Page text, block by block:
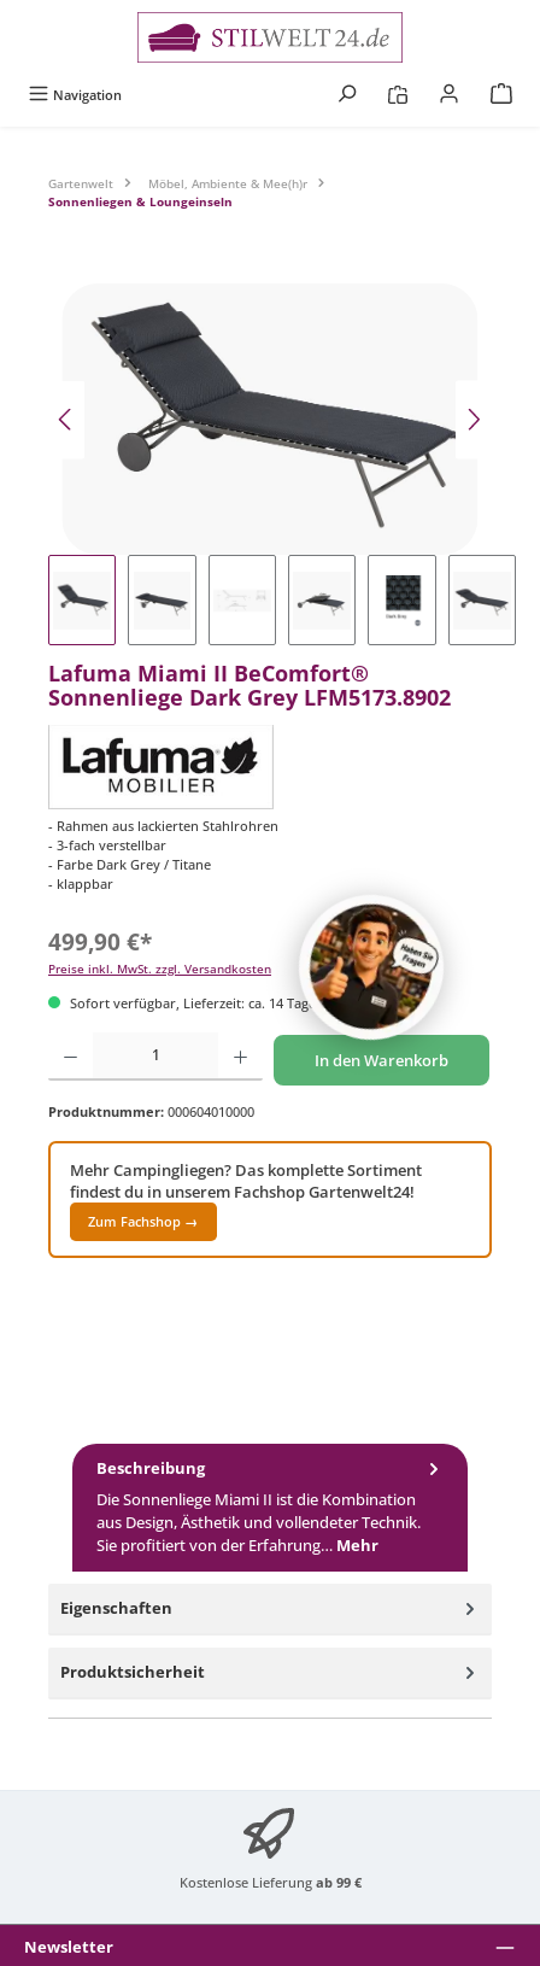
Navigation
Gartenwelt
Möbel, Ambiente & Mee(h)r
Sonnenliegen & Loungeinseln
Lafuma Miami II BeComfort®
Sonnenliege Dark Grey LFM5173.8902
- Rahmen aus lackierten Stahlrohren
- 3-fach verstellbar
- Farbe Dark Grey / Titane
- klappbar
499,90 €*
Preise inkl. MwSt. zzgl. Versandkosten
Sofort verfügbar, Lieferzeit: ca. 14 Tage
Produkt Anzahl: Gib den gewünschten Wert ein oder benutze die Schaltflächen um
In den Warenkorb
Produktnummer: 000604010000
Mehr Campingliegen? Das komplette Sortiment
findest du in unserem Fachshop Gartenwelt24!
Zum Fachshop →
Beschreibung
Die Sonnenliege Miami II ist die Kombination
aus Design, Ästhetik und vollendeter Technik.
Sie profitiert von der Erfahrung… Mehr
Eigenschaften
Produktsicherheit
Kostenlose Lieferung ab 99 €
Newsletter